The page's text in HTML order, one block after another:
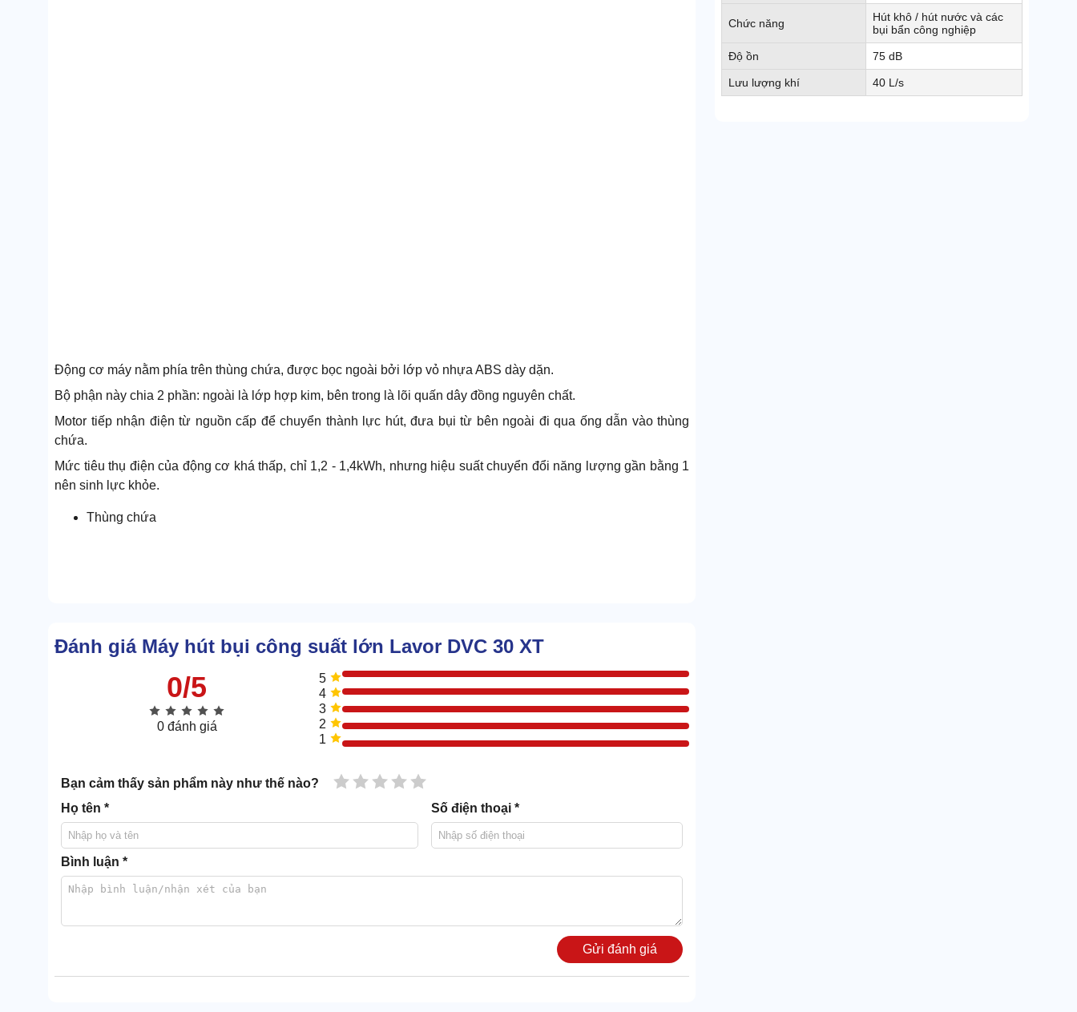
Chức năng
Hút khô / hút nước và các
bụi bẩn công nghiệp
Độ ồn 75 dB
Lưu lượng khí 40 L/s
Động cơ máy nằm phía trên thùng chứa, được bọc ngoài bởi lớp vỏ nhựa ABS dày dặn.
Bộ phận này chia 2 phần: ngoài là lớp hợp kim, bên trong là lõi quấn dây đồng nguyên chất.
Motor tiếp nhận điện từ nguồn cấp để chuyển thành lực hút, đưa bụi từ bên ngoài đi qua ống dẫn vào thùng
chứa.
Mức tiêu thụ điện của động cơ khá thấp, chỉ 1,2 - 1,4kWh, nhưng hiệu suất chuyển đổi năng lượng gần bằng 1
nên sinh lực khỏe.
Thùng chứa
Thùng chứa chiếm phần lớn thể tích phần thân máy. Từ ngoài vào trong đều được làm từ inox 304, màu sắc
Đánh giá Máy hút bụi công suất lớn Lavor DVC 30 XT
0/5
0 đánh giá
5
4
3
2
1
Bạn cảm thấy sản phẩm này như thế nào? 5 sao
4 sao
3 sao
2 sao
1 sao
Họ tên * Số điện thoại *
Bình luận *
Gửi đánh giá